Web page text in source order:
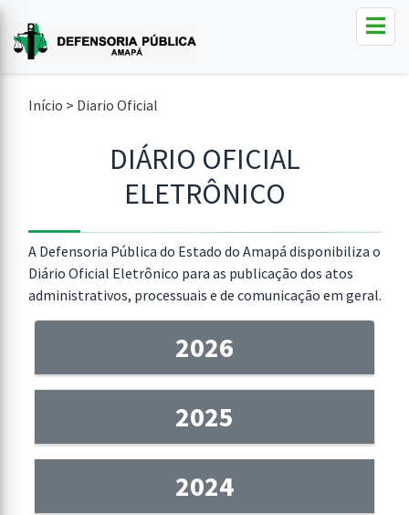
Início > Diario Oficial
DIÁRIO OFICIAL
ELETRÔNICO
A Defensoria Pública do Estado do Amapá disponibiliza o
Diário Oficial Eletrônico para as publicação dos atos
administrativos, processuais e de comunicação em geral.
2026
2025
2024